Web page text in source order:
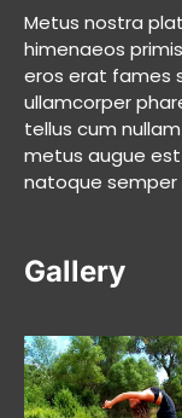
Metus nostra
himenaeos
eros erat fames
ullamcorper
tellus cum
metus augue
natoque semper
Gallery